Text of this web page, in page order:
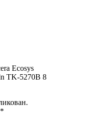
Ecosys
TK-5270B 8
*